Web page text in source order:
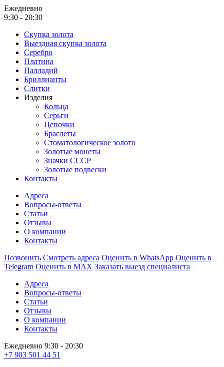
Ежедневно
9:30 - 20:30
Скупка золота
Выездная скупка золота
Серебро
Платина
Палладий
Бриллианты
Слитки
Изделия
Кольца
Серьги
Цепочки
Браслеты
Стоматологическое золото
Золотые монеты
Значки СССР
Золотые подвески
Контакты
Адреса
Вопросы-ответы
Статьи
Отзывы
О компании
Контакты
Позвонить Смотреть адреса Оценить в WhatsApp Оценить в
Telegram Оценить в MAX Заказать выезд специалиста
Адреса
Вопросы-ответы
Статьи
Отзывы
О компании
Контакты
Ежедневно 9:30 - 20:30
+7 903 501 44 51